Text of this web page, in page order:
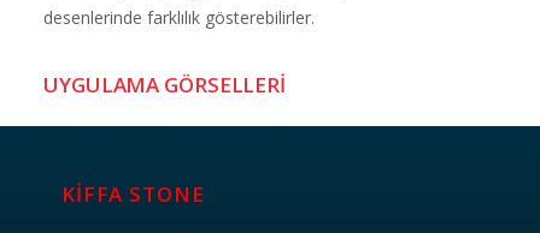
desenlerinde farklılık gösterebilirler.
UYGULAMA GÖRSELLERİ
KİFFA STONE